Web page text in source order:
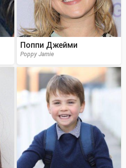
Поппи Джейми
Poppy Jamie